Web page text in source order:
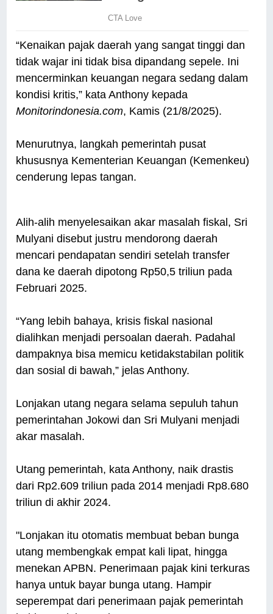
“Kenaikan pajak daerah yang sangat tinggi dan
tidak wajar ini tidak bisa dipandang sepele. Ini
mencerminkan keuangan negara sedang dalam
kondisi kritis,” kata Anthony kepada
Monitorindonesia.com, Kamis (21/8/2025).
Menurutnya, langkah pemerintah pusat
khususnya Kementerian Keuangan (Kemenkeu)
cenderung lepas tangan.
Alih-alih menyelesaikan akar masalah fiskal, Sri
Mulyani disebut justru mendorong daerah
mencari pendapatan sendiri setelah transfer
dana ke daerah dipotong Rp50,5 triliun pada
Februari 2025.
“Yang lebih bahaya, krisis fiskal nasional
dialihkan menjadi persoalan daerah. Padahal
dampaknya bisa memicu ketidakstabilan politik
dan sosial di bawah,” jelas Anthony.
Lonjakan utang negara selama sepuluh tahun
pemerintahan Jokowi dan Sri Mulyani menjadi
akar masalah.
Utang pemerintah, kata Anthony, naik drastis
dari Rp2.609 triliun pada 2014 menjadi Rp8.680
triliun di akhir 2024.
"Lonjakan itu otomatis membuat beban bunga
utang membengkak empat kali lipat, hingga
menekan APBN. Penerimaan pajak kini terkuras
hanya untuk bayar bunga utang. Hampir
seperempat dari penerimaan pajak pemerintah